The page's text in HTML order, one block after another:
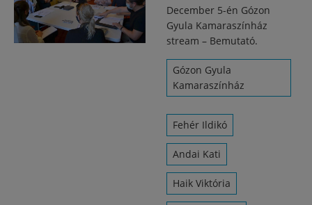
December 5-én Gózon
Gyula Kamaraszínház
stream – Bemutató.
Gózon Gyula
Kamaraszínház
Fehér Ildikó
Andai Kati
Haik Viktória